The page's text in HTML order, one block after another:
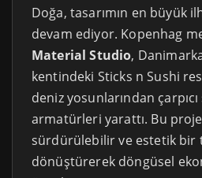
Doğa, tasarımın en büyük
devam ediyor. Kopenhag
Material Studio,
kentindeki Sticks n Sushi
deniz yosunlarından
armatürleri yarattı. Bu proje,
sürdürülebilir ve estetik bir
dönüştürerek döngüsel